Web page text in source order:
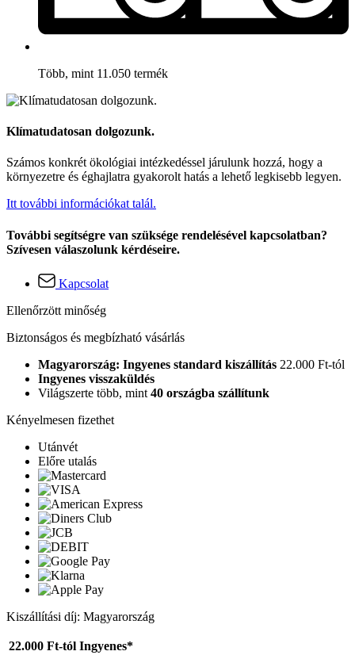
Több, mint 11.050 termék
Klímatudatosan dolgozunk.
Számos konkrét ökológiai intézkedéssel járulunk hozzá, hogy a
környezetre és éghajlatra gyakorolt hatás a lehető legkisebb legyen.
Itt további információkat talál.
További segítségre van szüksége rendelésével kapcsolatban?
Szívesen válaszolunk kérdéseire.
Kapcsolat
Ellenőrzött minőség
Biztonságos és megbízható vásárlás
Magyarország: Ingyenes standard kiszállítás 22.000 Ft-tól
Ingyenes visszaküldés
Világszerte több, mint 40 országba szállítunk
Kényelmesen fizethet
Utánvét
Előre utalás
Kiszállítási díj: Magyarország
22.000 Ft-tól Ingyenes*